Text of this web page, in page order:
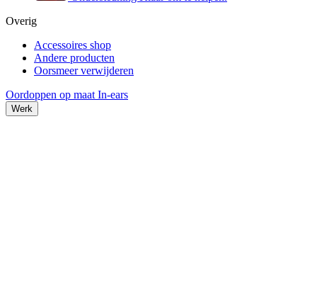
Overig
Accessoires shop
Andere producten
Oorsmeer verwijderen
Oordoppen op maat In-ears
Werk